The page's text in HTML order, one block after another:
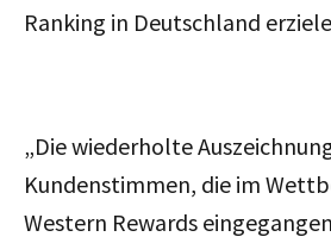
Ranking in Deutschland
„Die wiederholte
Kundenstimmen, die im
Western Rewards